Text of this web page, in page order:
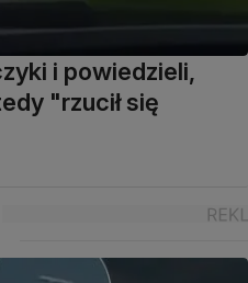
i powiedzieli,
"rzucił się